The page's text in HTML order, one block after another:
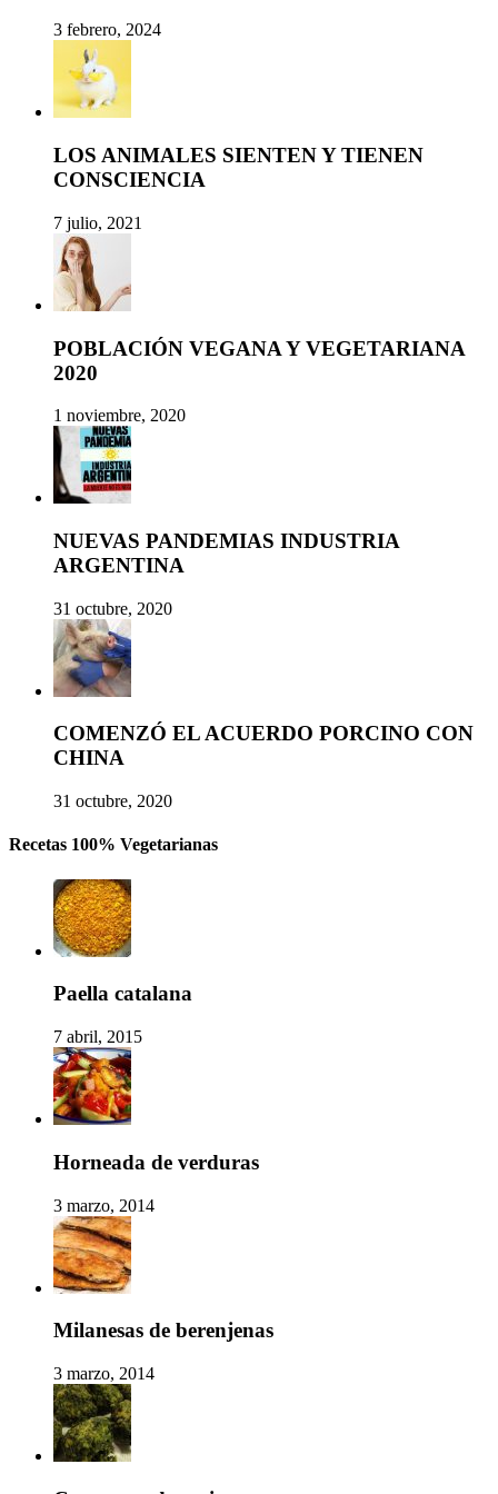
3 febrero, 2024
LOS ANIMALES SIENTEN Y TIENEN
CONSCIENCIA
7 julio, 2021
POBLACIÓN VEGANA Y VEGETARIANA
2020
1 noviembre, 2020
NUEVAS PANDEMIAS INDUSTRIA
ARGENTINA
31 octubre, 2020
COMENZÓ EL ACUERDO PORCINO CON
CHINA
31 octubre, 2020
Recetas 100% Vegetarianas
Paella catalana
7 abril, 2015
Horneada de verduras
3 marzo, 2014
Milanesas de berenjenas
3 marzo, 2014